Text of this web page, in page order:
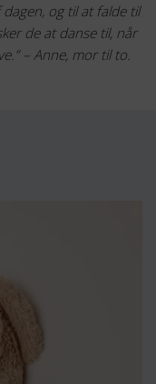
og til at falde til
de at danse til, når
– Anne, mor til to.